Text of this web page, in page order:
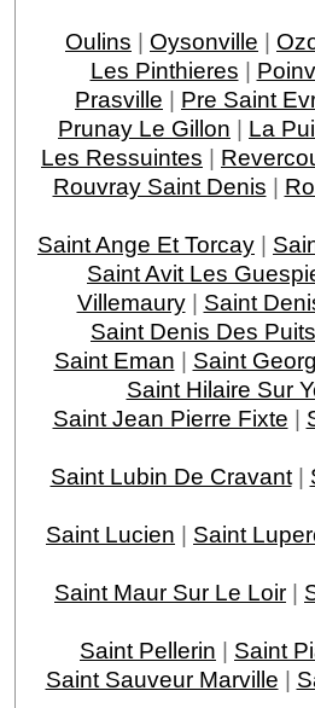
Oulins | Oysonville |
Les Pinthieres |
Prasville | Pre Saint
Prunay Le Gillon | La
Les Ressuintes |
Rouvray Saint Denis |
Saint Ange Et Torcay |
Saint Avit Les
Villemaury| Saint
Saint Denis Des Puits
Saint Eman | Saint
Saint Hilaire Sur
Saint Jean Pierre Fixte |
Saint Lubin De Cravant|
Saint Lucien | Saint
Saint Maur Sur Le Loir |
Saint Pellerin | Saint
Saint Sauveur Marville |